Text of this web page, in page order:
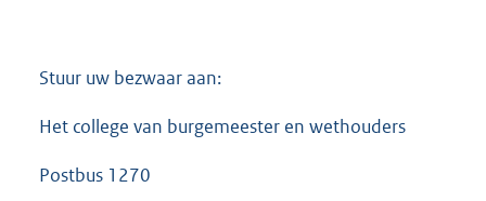
Stuur uw bezwaar aan:
Het college van burgemeester en wethouders
Postbus 1270